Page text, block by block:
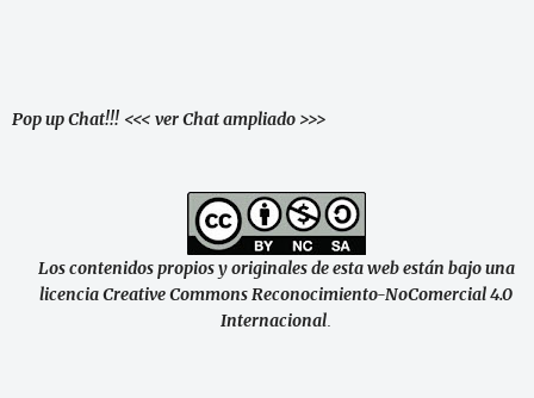
Pop up Chat!!! <<< ver Chat ampliado >>>
Los contenidos propios y originales de esta web están bajo una
licencia Creative Commons Reconocimiento-NoComercial 4.0
Internacional